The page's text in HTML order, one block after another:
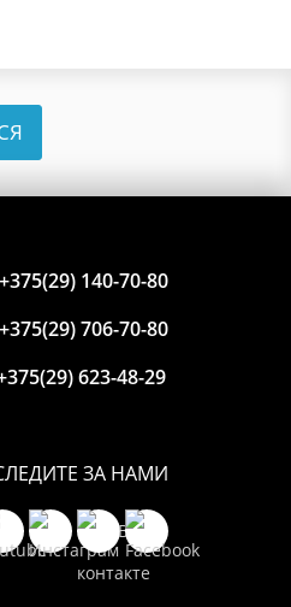
+375(29) 140-70-80
+375(29) 706-70-80
623-48-29
ЗА НАМИ